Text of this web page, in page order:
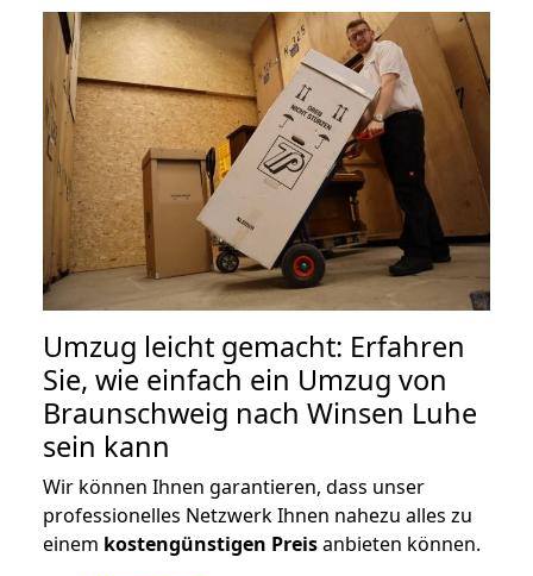
Umzug leicht gemacht: Erfahren
Sie, wie einfach ein Umzug von
Braunschweig nach Winsen Luhe
sein kann
Wir können Ihnen garantieren, dass unser
professionelles Netzwerk Ihnen nahezu alles zu
einem kostengünstigen Preisanbieten können.